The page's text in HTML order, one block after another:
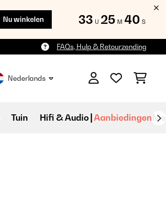
Nu winkelen 33 U 25 M 38 S
FAQs, Hulp & Retourzending
Nederlands
Tuin Hifi & Audio Aanbiedingen